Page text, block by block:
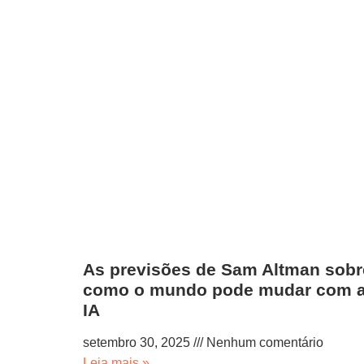
As previsões de Sam Altman
como o mundo pode mudar com
IA
setembro 30, 2025
Nenhum comentário